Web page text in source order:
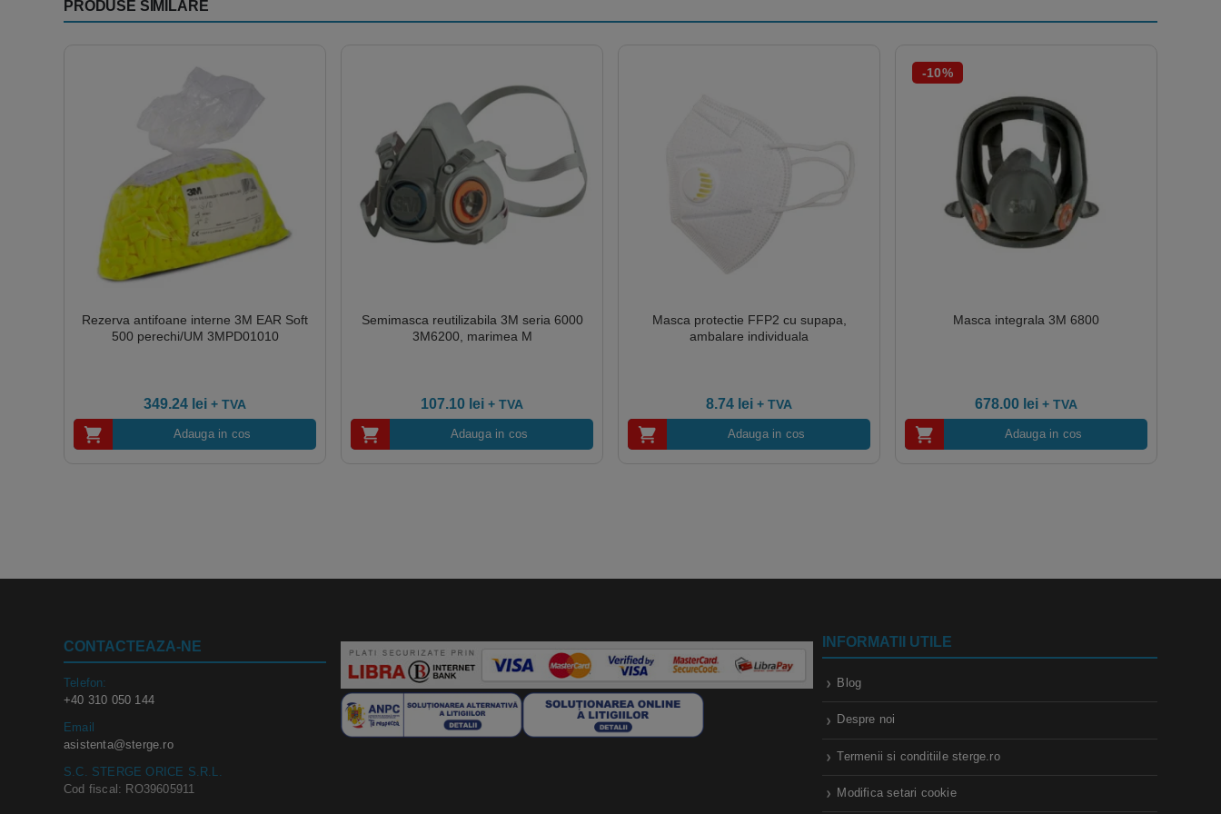
PRODUSE SIMILARE
Rezerva antifoane interne 3M EAR Soft
500 perechi/UM 3MPD01010
349.24 lei + TVA
Adauga in cos
Semimasca reutilizabila 3M seria 6000
3M6200, marimea M
107.10 lei + TVA
Adauga in cos
Masca protectie FFP2 cu supapa,
ambalare individuala
8.74 lei + TVA
Adauga in cos
-10%
Masca integrala 3M 6800
678.00 lei + TVA
Adauga in cos
CONTACTEAZA-NE
Telefon:
+40 310 050 144
Email
asistenta@sterge.ro
S.C. STERGE ORICE S.R.L.
Cod fiscal: RO39605911
INFORMATII UTILE
Blog
Despre noi
Termenii si conditiile sterge.ro
Modifica setari cookie